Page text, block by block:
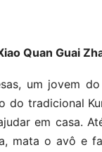
Quan Guai
um jovem
do tradicional
em casa.
mata o avô e